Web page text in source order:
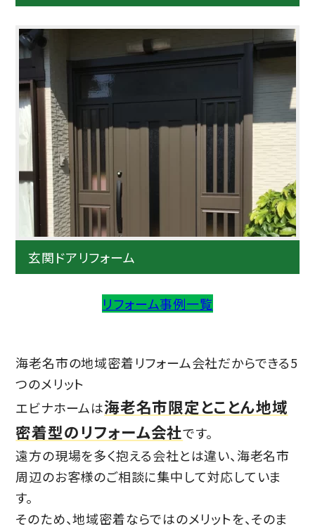
玄関ドアリフォーム
リフォーム事例一覧
海老名市の地域密着リフォーム会社だからできる5
つのメリット
エビナホームは海老名市限定とことん地域
密着型のリフォーム会社です。
遠方の現場を多く抱える会社とは違い、海老名市
周辺のお客様のご相談に集中して対応していま
す。
そのため、地域密着ならではのメリットを、そのま